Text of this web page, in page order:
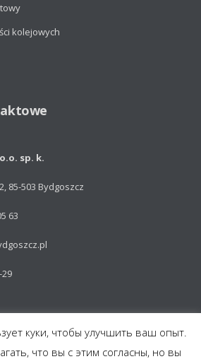
kolejowych
sp. k.
85-503 Bydgoszcz
63
29
Powered by: Talem Technologies
куки, чтобы улучшить ваш опыт.
что вы с этим согласны, но вы